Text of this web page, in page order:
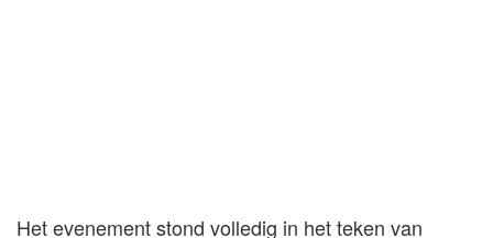
Het evenement stond volledig in het teken van